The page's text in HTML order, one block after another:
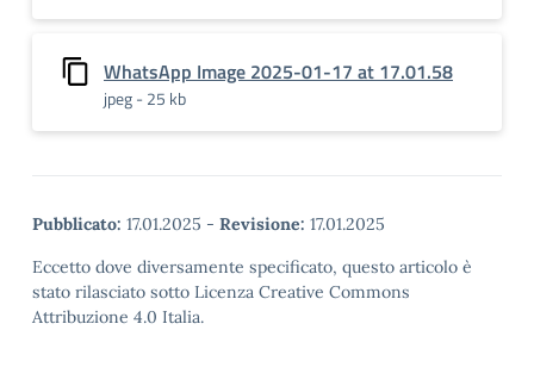
WhatsApp Image 2025-01-17 at 17.01.58
jpeg - 25 kb
Pubblicato: 17.01.2025 - Revisione: 17.01.2025
Eccetto dove diversamente specificato, questo articolo è
stato rilasciato sotto Licenza Creative Commons
Attribuzione 4.0 Italia.